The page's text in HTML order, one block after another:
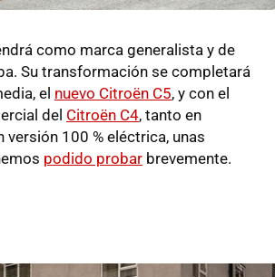
como marca generalista y de
Su transformación se completará
el nuevo Citroën C5, y con el
del Citroën C4, tanto en
versión 100 % eléctrica, unas
podido probar brevemente.